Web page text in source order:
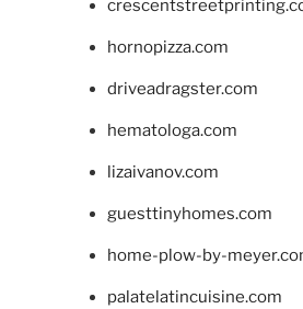
hornopizza.com
driveadragster.com
hematologa.com
lizaivanov.com
guesttinyhomes.com
home-plow-by-
palatelatincuisine.com